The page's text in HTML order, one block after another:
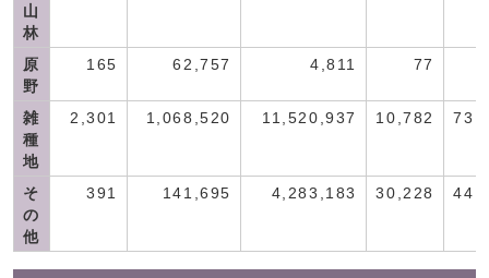
山
林
原
野
165 62,757 4,811 77
雑
種
地
2,301 1,068,520 11,520,937 10,782
そ
の
他
391 141,695 4,283,183 30,228